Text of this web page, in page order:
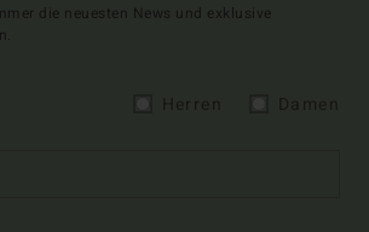
die neuesten News und exklusive